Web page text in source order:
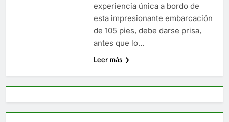
experiencia única a bordo de
esta impresionante embarcación
de 105 pies, debe darse prisa,
antes que lo…
Leer más